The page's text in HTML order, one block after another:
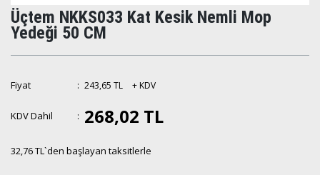
Üçtem NKKS033 Kat Kesik Nemli Mop
Yedeği 50 CM
Fiyat : 243,65 TL + KDV
KDV Dahil : 268,02 TL
32,76 TL`den başlayan taksitlerle